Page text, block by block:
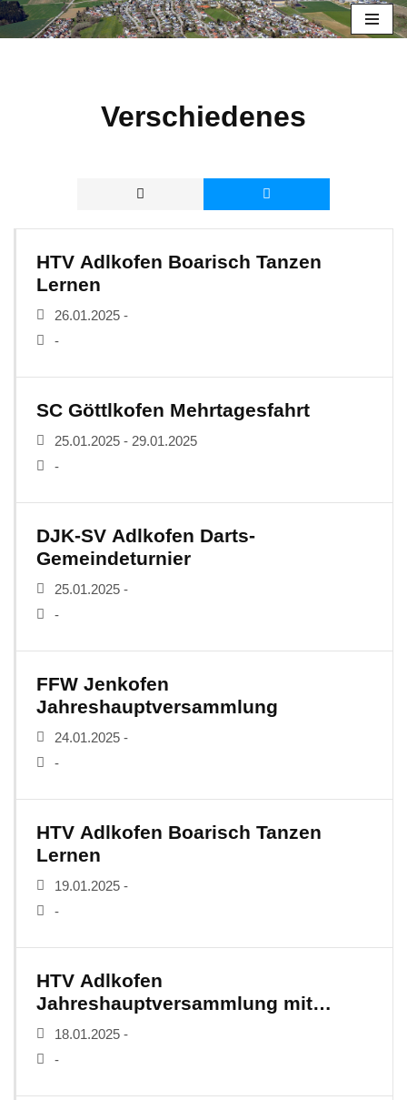
Verschiedenes
HTV Adlkofen Boarisch Tanzen
Lernen
26.01.2025 -
-
SC Göttlkofen Mehrtagesfahrt
25.01.2025 - 29.01.2025
-
DJK-SV Adlkofen Darts-
Gemeindeturnier
25.01.2025 -
-
FFW Jenkofen
Jahreshauptversammlung
24.01.2025 -
-
HTV Adlkofen Boarisch Tanzen
Lernen
19.01.2025 -
-
HTV Adlkofen
Jahreshauptversammlung mit
Neuwahlen
18.01.2025 -
-